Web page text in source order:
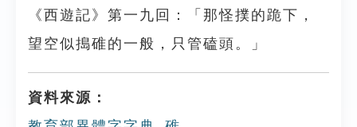
《西遊記》第一九回：「那怪撲的跪下，
望空似搗碓的一般，只管磕頭。」
資料來源：